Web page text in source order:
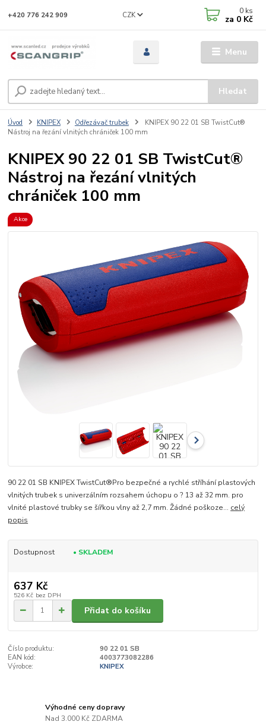
Menu
CZK
Hledat
+420 776 242 909 0 ks
za 0 Kč
Úvod KNIPEX Odřezávač trubek
KNIPEX 90 22 01 SB TwistCut®
Nástroj na řezání vlnitých chrániček 100 mm
KNIPEX 90 22 01 SB TwistCut®
Nástroj na řezání vlnitých
chrániček 100 mm
Akce
90 22 01 SB KNIPEX TwistCut®Pro bezpečné a rychlé stříhání plastových
vlnitých trubek s univerzálním rozsahem úchopu o ? 13 až 32 mm. pro
vlnité plastové trubky se šířkou vlny až 2,7 mm. Žádné poškoze... celý
popis
Dostupnost • SKLADEM
637 Kč
526 Kč bez DPH
Přidat do košíku
Číslo produktu:
90 22 01 SB
EAN kód:
4003773082286
Výrobce:
KNIPEX
Výhodné ceny dopravy
Nad 3.000 Kč ZDARMA